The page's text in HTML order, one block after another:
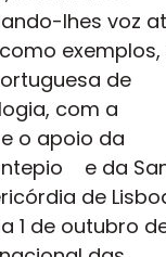
lhes voz
exemplos,
de
com a
o apoio da
e da
de
1 de outubro